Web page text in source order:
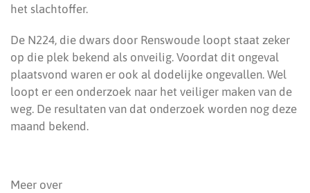
het slachtoffer.
De N224, die dwars door Renswoude loopt staat zeker
op die plek bekend als onveilig. Voordat dit ongeval
plaatsvond waren er ook al dodelijke ongevallen. Wel
loopt er een onderzoek naar het veiliger maken van de
weg. De resultaten van dat onderzoek worden nog deze
maand bekend.
Meer over